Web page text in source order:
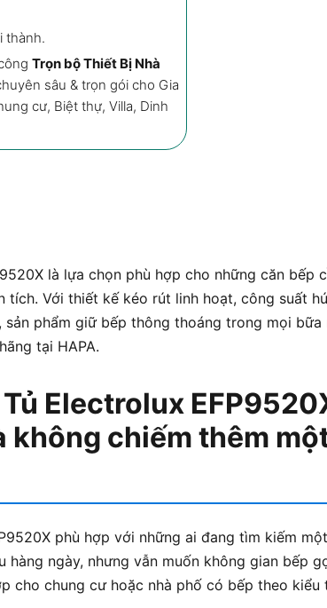
thành.
Trọn bộ Thiết Bị Nhà
sâu & trọn gói cho Gia
cư, Biệt thự, Villa, Dinh
là lựa chọn phù hợp cho những căn bếp
tích. Với thiết kế kéo rút linh hoạt, công suất
phẩm giữ bếp thông thoáng trong mọi bữa
tại HAPA.
Electrolux
không chiếm thêm
phù hợp với những ai đang tìm kiếm
hàng ngày, nhưng vẫn muốn không gian bếp
cho chung cư hoặc nhà phố có bếp theo kiểu